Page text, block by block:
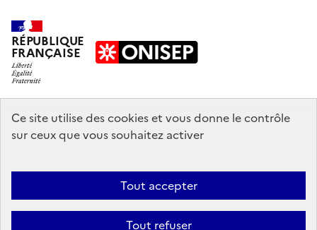
Ce site utilise des cookies et vous donne le contrôle
sur ceux que vous souhaitez activer
Tout accepter
Tout refuser
RÉPUBLIQUE
FRANÇAISE
education.gouv.fr
enseignementsup-recherche.gouv.fr
Accessibilité : partiellement conforme